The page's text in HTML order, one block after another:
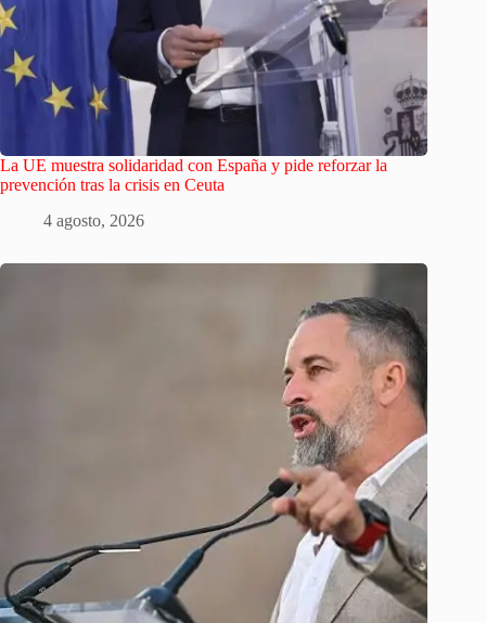
La UE muestra solidaridad con España y pide reforzar la
prevención tras la crisis en Ceuta
4 agosto, 2026